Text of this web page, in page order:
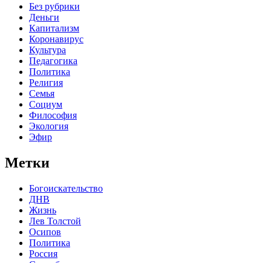
Без рубрики
Деньги
Капитализм
Коронавирус
Культура
Педагогика
Политика
Религия
Семья
Социум
Философия
Экология
Эфир
Метки
Богоискательство
ДНВ
Жизнь
Лев Толстой
Осипов
Политика
Россия